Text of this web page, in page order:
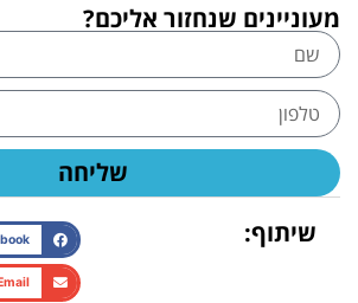
מעוניינים שנחזור אליכם?
שליחה
שיתוף: